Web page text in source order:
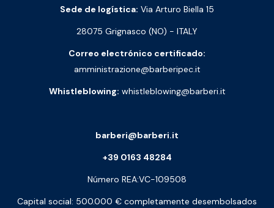
Sede de logística: Via Arturo Biella 15
28075 Grignasco (NO) - ITALY
Correo electrónico certificado:
amministrazione@barberipec.it
Whistleblowing: whistleblowing@barberi.it
barberi@barberi.it
+39 0163 48284
Número REA:VC-109508
Capital social: 500.000 € completamente desembolsados